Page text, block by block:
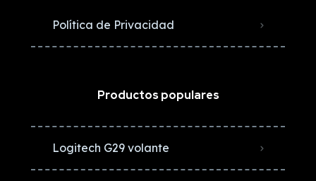
Política de Privacidad
Productos populares
Logitech G29 volante